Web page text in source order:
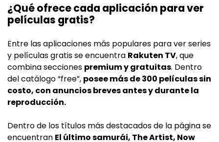
¿Qué ofrece cada aplicación para ver
películas gratis?
Entre las aplicaciones más populares para ver series
y películas gratis se encuentra Rakuten TV, que
combina secciones premium y gratuitas. Dentro
del catálogo “free”, posee más de 300 películas sin
costo, con anuncios breves antes y durante la
reproducción.
Dentro de los títulos más destacados de la página se
encuentran El último samurái, The Artist, Now